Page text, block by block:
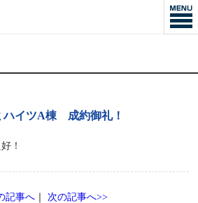
イツA棟 成約御礼！
！
記事へ
次の記事へ>>